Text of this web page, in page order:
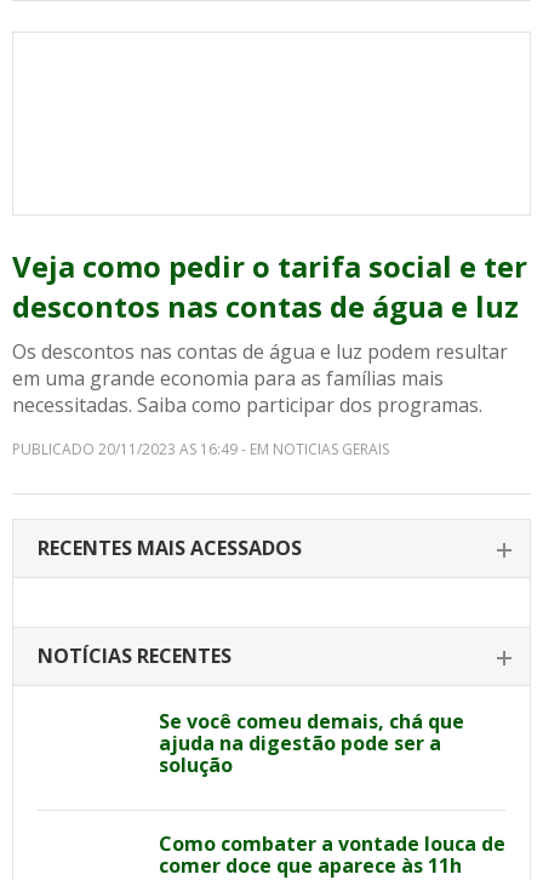
Veja como pedir o tarifa social e ter
descontos nas contas de água e luz
Os descontos nas contas de água e luz podem resultar
em uma grande economia para as famílias mais
necessitadas. Saiba como participar dos programas.
PUBLICADO 20/11/2023 AS 16:49 - EM NOTICIAS GERAIS
RECENTES MAIS ACESSADOS
NOTÍCIAS RECENTES
Se você comeu demais, chá que
ajuda na digestão pode ser a
solução
Como combater a vontade louca de
comer doce que aparece às 11h